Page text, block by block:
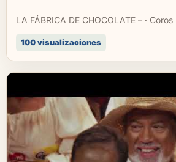
LA FÁBRICA DE CHOCOLATE – ·
100 visualizaciones